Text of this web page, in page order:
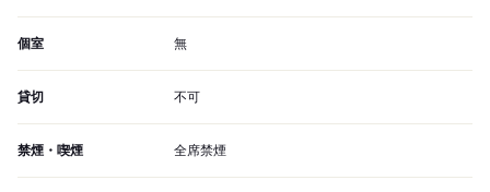
個室 無
貸切 不可
禁煙・喫煙 全席禁煙